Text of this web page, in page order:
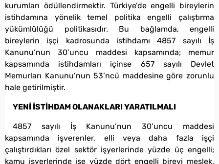
kurumları ödüllendirmektir. Türkiye’de engelli bireylerin
istihdamına yönelik temel politika engelli çalıştırma
yükümlülüğü politikasıdır. Bu bağlamda, engelli
bireylerin işçi kadrosunda istihdamı 4857 sayılı İş
Kanunu’nun 30’uncu maddesi kapsamında; memur
kapsamında istihdamları içinse 657 sayılı Devlet
Memurları Kanunu’nun 53’ncü maddesine göre zorunlu
hale getirilmiştir.
YENİ İSTİHDAM OLANAKLARI YARATILMALI
4857 sayılı İş Kanunu’nun 30’uncu maddesi
kapsamında işverenler, elli veya daha fazla işçi
çalıştırdıkları özel sektör işyerlerinde yüzde üç engelli;
kamu işyerlerinde ise yüzde dört engelli bireyi meslek,